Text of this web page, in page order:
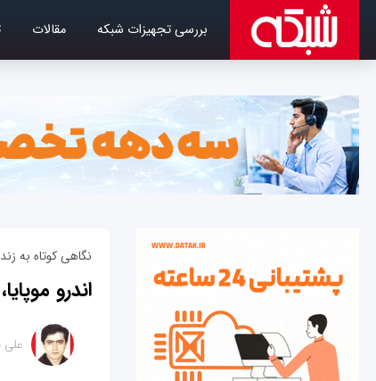
بررسی تجهیزات شبکه مقالات
نگاهی کوتاه به
اندرو